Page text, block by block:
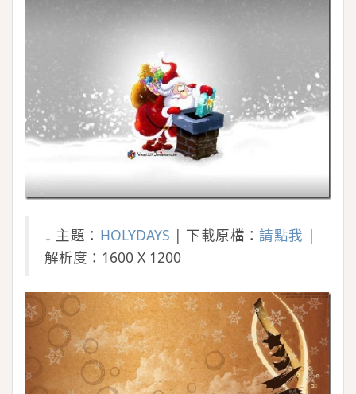
↓ 主題： HOLYDAYS | 下載原檔：請點我 |
解析度：1600 X 1200